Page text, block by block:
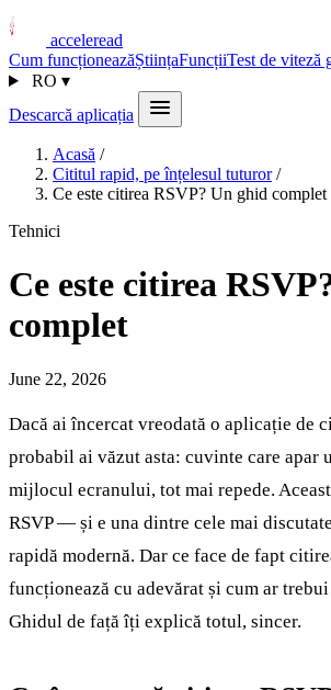
acceleread
Cum funcționeazăȘtiințaFuncțiiTest de viteză
RO ▾
Descarcă aplicația
Acasă /
Cititul rapid, pe înțelesul tuturor /
Ce este citirea RSVP? Un ghid complet
Tehnici
Ce este citirea
complet
June 22, 2026
Dacă ai încercat vreodată o aplicație de
probabil ai văzut asta: cuvinte care apar
mijlocul ecranului, tot mai repede.
RSVP — și e una dintre cele mai
rapidă modernă. Dar ce face de fapt
funcționează cu adevărat și cum ar
Ghidul de față îți explică totul, sincer.